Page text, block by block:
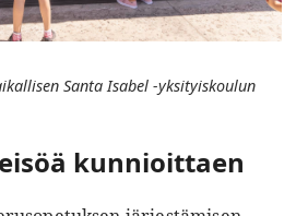
Santa Isabel -yksityiskoulun
kunnioittaen